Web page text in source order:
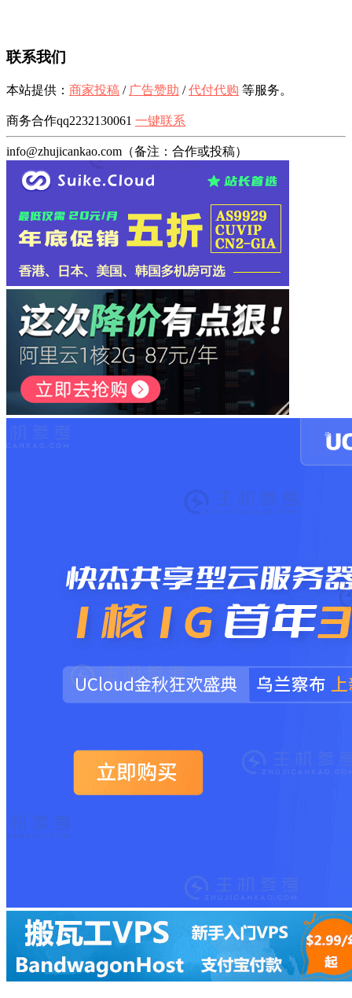
联系我们
本站提供： 商家投稿 / 广告赞助 /代付代购 等服务。
商务合作qq2232130061 一键联系
info@zhujicankao.com（备注：合作或投稿）